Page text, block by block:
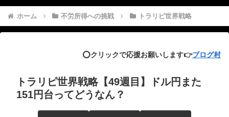
ホーム 不労所得への挑戦 トラリピ世界戦略
⭕️クリックで応援お願いします👉ブログ村
トラリピ世界戦略【49週目】ドル円また
151円台ってどうなん？